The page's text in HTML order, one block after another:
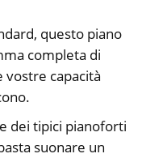
questo piano
completa di
capacità
dei tipici pianoforti
suonare un